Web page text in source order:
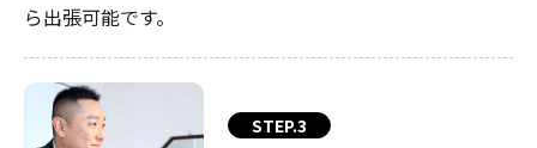
ら出張可能です。
STEP.3